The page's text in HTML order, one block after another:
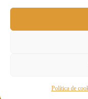
Política de
Import rebut: 30.000€